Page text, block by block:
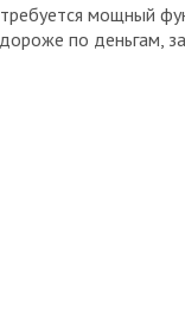
мощный
по деньгам,